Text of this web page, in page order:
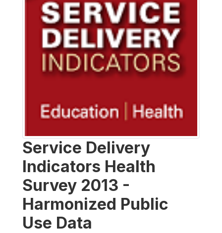
Service Delivery
Indicators Health
Survey 2013 -
Harmonized Public
Use Data